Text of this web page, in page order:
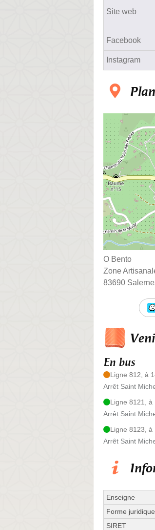
Site web
Facebook
Instagram
O Bento
Zone
83690
En bus
Ligne 812, à
Arrêt Saint
Ligne 8121, à
Arrêt Saint
Ligne 8123, à
Arrêt Saint
Enseigne
Forme juridique
SIRET